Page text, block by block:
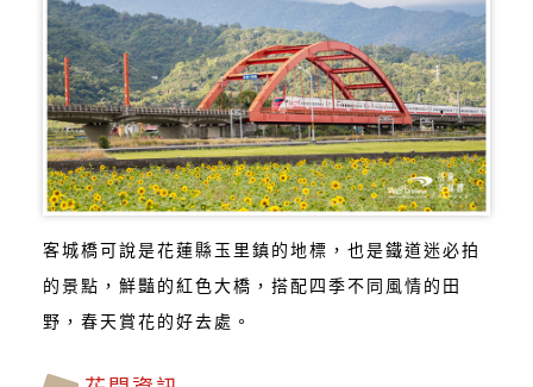
客城橋可說是花蓮縣玉里鎮的地標，也是鐵道迷必拍
的景點，鮮豔的紅色大橋，搭配四季不同風情的田
野，春天賞花的好去處。